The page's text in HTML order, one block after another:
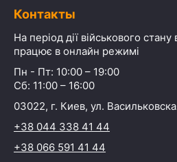
Контакты
На період дії військового стану
працює в онлайн режимі
Пн - Пт: 10:00 – 19:00
Сб: 11:00 – 16:00
03022, г. Киев, ул.
+38 044 338 41 44
+38 066 591 41 44